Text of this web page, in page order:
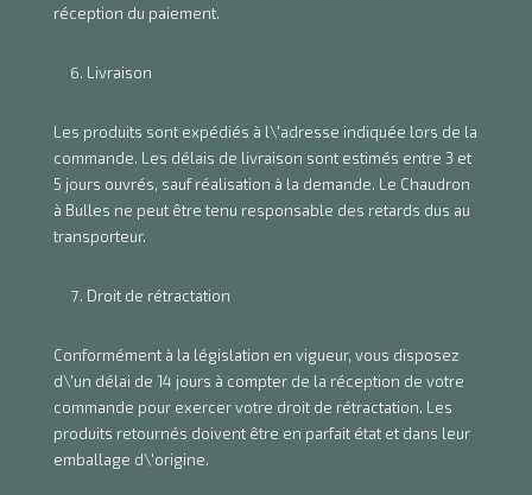
réception du paiement.
Livraison
Les produits sont expédiés à l\'adresse indiquée lors de la
commande. Les délais de livraison sont estimés entre 3 et
5 jours ouvrés, sauf réalisation à la demande. Le Chaudron
à Bulles ne peut être tenu responsable des retards dus au
transporteur.
Droit de rétractation
Conformément à la législation en vigueur, vous disposez
d\'un délai de 14 jours à compter de la réception de votre
commande pour exercer votre droit de rétractation. Les
produits retournés doivent être en parfait état et dans leur
emballage d\'origine.